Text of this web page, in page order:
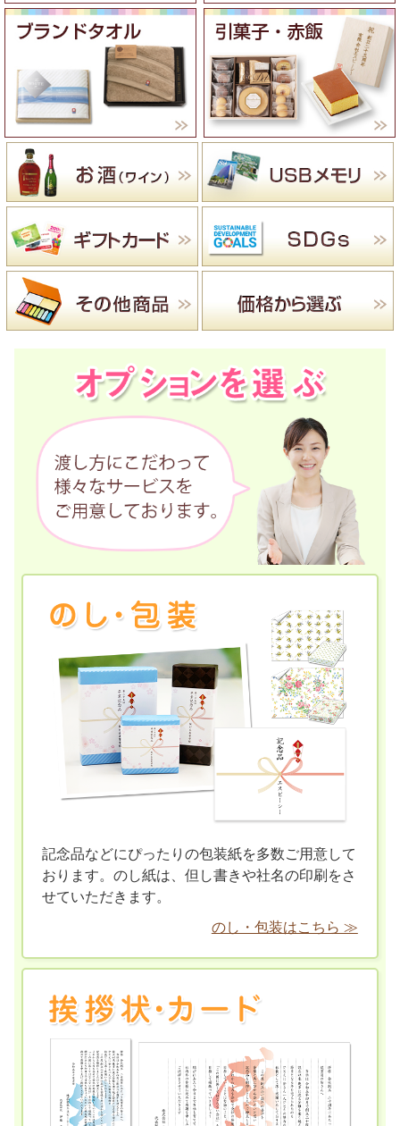
記念品などにぴったりの包装紙を多数ご用意して
おります。のし紙は、但し書きや社名の印刷をさ
せていただきます。
のし・包装はこちら ≫